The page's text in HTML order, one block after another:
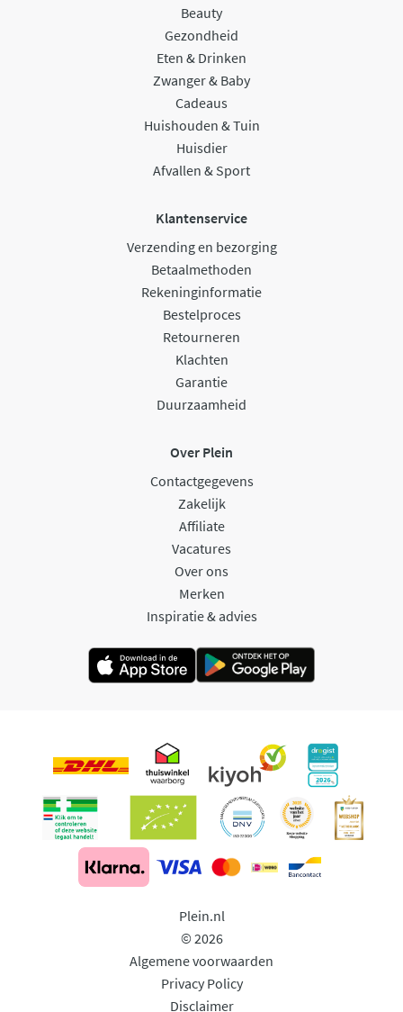
Beauty
Gezondheid
Eten & Drinken
Zwanger & Baby
Cadeaus
Huishouden & Tuin
Huisdier
Afvallen & Sport
Klantenservice
Verzending en bezorging
Betaalmethoden
Rekeninginformatie
Bestelproces
Retourneren
Klachten
Garantie
Duurzaamheid
Over Plein
Contactgegevens
Zakelijk
Affiliate
Vacatures
Over ons
Merken
Inspiratie & advies
Plein.nl
© 2026
Algemene voorwaarden
Privacy Policy
Disclaimer